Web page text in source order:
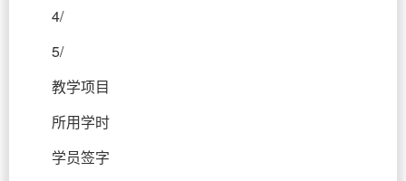
4/
5/
教学项目
所用学时
学员签字